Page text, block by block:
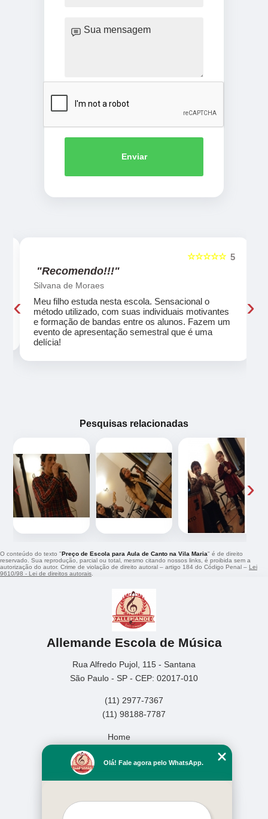
Enviar
5
☆☆☆☆☆
"Recomendo!!!"
Silvana de Moraes
Meu filho estuda nesta escola. Sensacional o
método utilizado, com suas individuais motivantes
e formação de bandas entre os alunos. Fazem um
evento de apresentação semestral que é uma
delícia!
‹ ›
Pesquisas relacionadas
‹ ›
O conteúdo do texto "Preço de Escola para Aula de Canto na Vila Maria" é de direito
reservado. Sua reprodução, parcial ou total, mesmo citando nossos links, é proibida sem a
autorização do autor. Crime de violação de direito autoral – artigo 184 do Código Penal – Lei
9610/98 - Lei de direitos autorais
Allemande Escola de Música
Rua Alfredo Pujol, 115 - Santana
São Paulo - SP - CEP: 02017-010
(11) 2977-7367
(11) 98188-7787
Home
Missão
Olá! Fale agora pelo WhatsApp.